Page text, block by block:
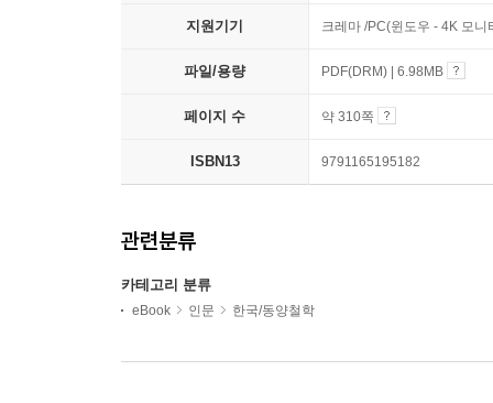
지원기기 크레마 /PC(윈도우 - 4K 모
파일/용량 PDF(DRM) | 6.98MB
페이지 수 약 310쪽
ISBN13 9791165195182
관련분류
카테고리 분류
eBook 인문 한국/동양철학